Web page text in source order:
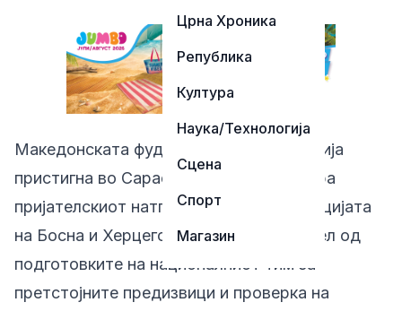
Црна Хроника
Република
Култура
Наука/Технологија
Сцена
Спорт
Магазин
Македонската фудбалска репрезентација
пристигна во Сараево, каде ќе го одигра
пријателскиот натпревар против селекцијата
на Босна и Херцеговина. Овој дуел е дел од
подготовките на националниот тим за
претстојните предизвици и проверка на